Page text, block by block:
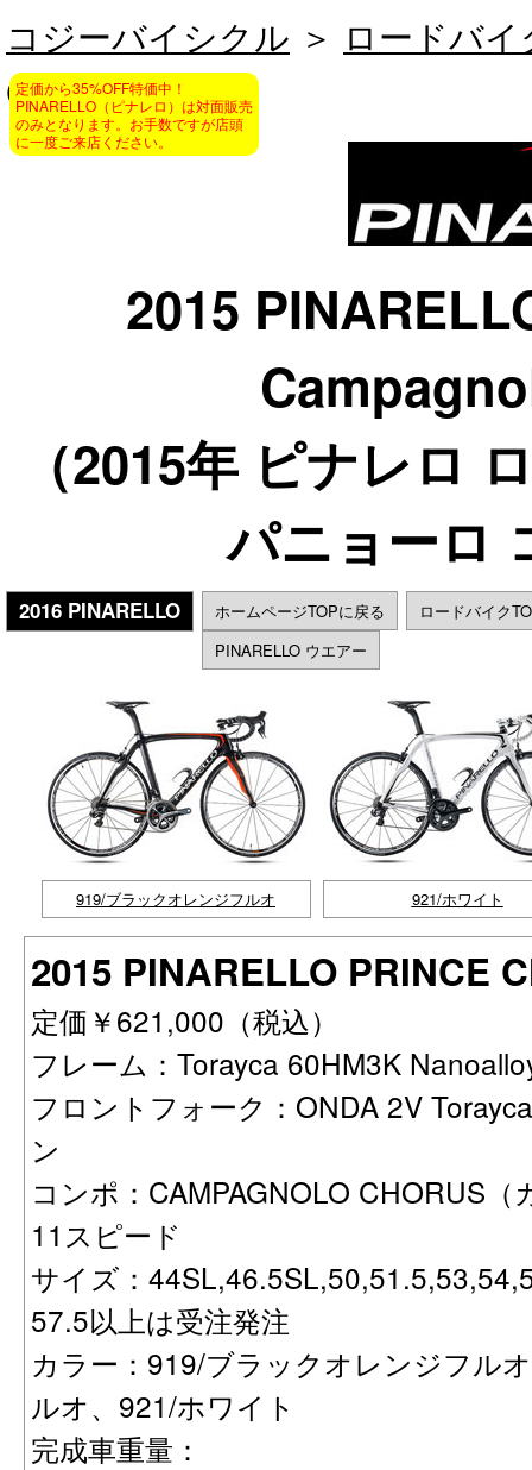
コジーバイシクル ＞ ロードバイ
CHORUS 11s
2015
（2015年 ピナレロ
パニョーロ
定価から35%OFF特価中！
PINARELLO（ピナレロ）は対面販売
のみとなります。お手数ですが店頭
に一度ご来店ください。
2016 PINARELLO ホームページTOPに戻る
ロードバイク
PINARELLO ウエアー
919/ブラックオレンジフルオ 921/ホワイト
2015 PINARELLO PRINCE
定価￥621,000（税込）
フレーム：Torayca 60HM3K
フロントフォーク：ONDA 2V
ン
コンポ：CAMPAGNOLO CHORUS
11スピード
サイズ：
57.5以上は受注発注
カラー：919/ブラックオレンジフル
ルオ、921/ホワイト
完成車重量：